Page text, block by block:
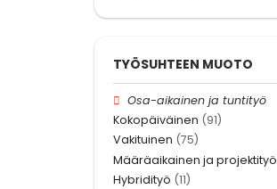
TYÖSUHTEEN MUOTO
Osa-aikainen ja tuntityö
Kokopäiväinen (91)
Vakituinen (75)
Määräaikainen ja projektityö
Hybridityö (11)